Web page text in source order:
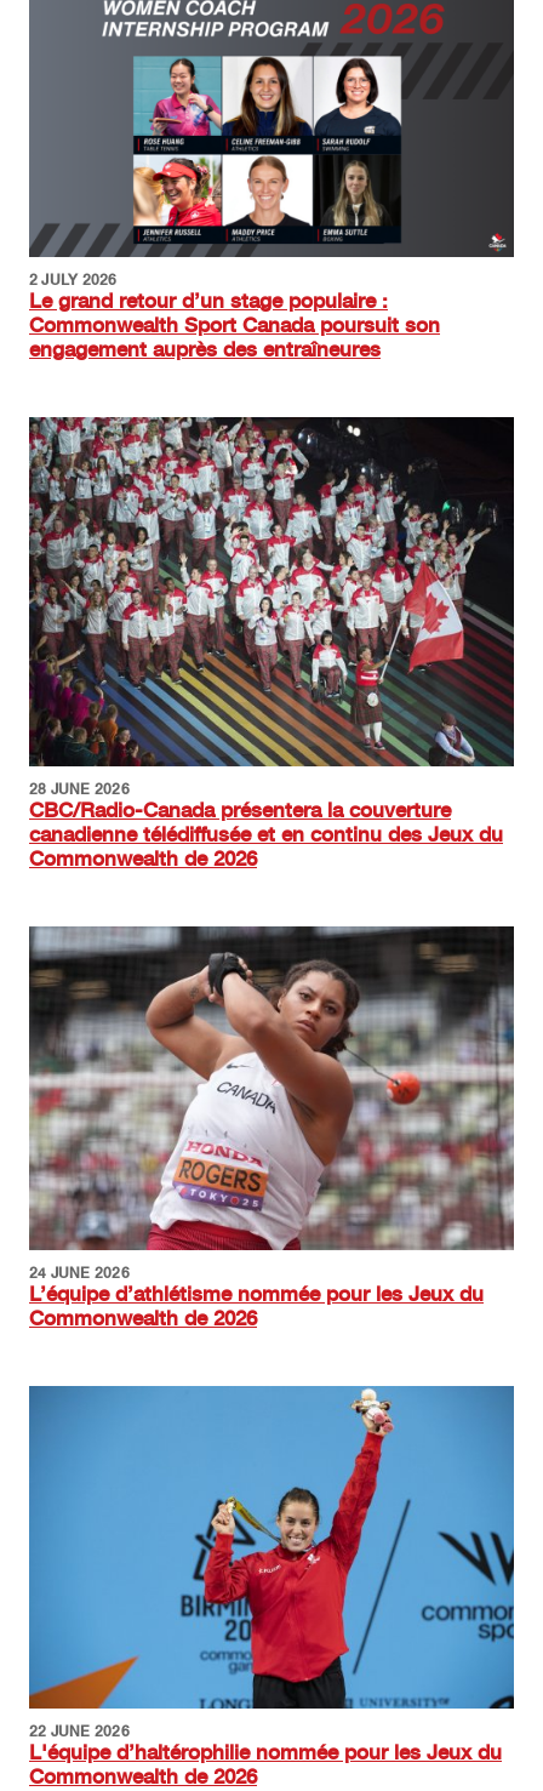
2 JULY 2026
Le grand retour d’un stage populaire :
Commonwealth Sport Canada poursuit son
engagement auprès des entraîneures
Image
28 JUNE 2026
CBC/Radio-Canada présentera la couverture
canadienne télédiffusée et en continu des Jeux du
Commonwealth de 2026
Image
24 JUNE 2026
L’équipe d’athlétisme nommée pour les Jeux du
Commonwealth de 2026
22 JUNE 2026
L'équipe d’haltérophilie nommée pour les Jeux du
Commonwealth de 2026